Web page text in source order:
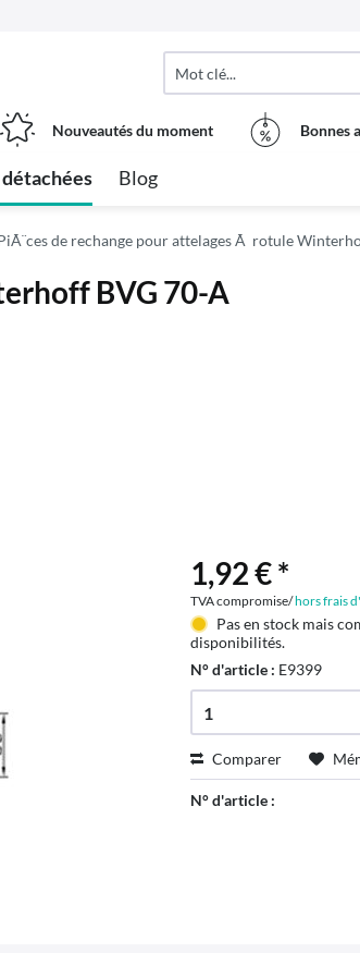
Nouveautés du moment Bonnes
Blog
de rechange pour attelages Ã rotule
BVG 70-A
1,92 € *
TVA compromise/hors frais
Pas en stock mais
disponibilités.
N° d'article : E9399
Comparer
N° d'article :